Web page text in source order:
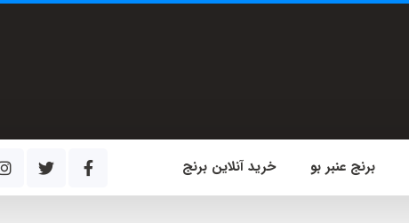
برنج عنبر بو خرید آنلاین برنج